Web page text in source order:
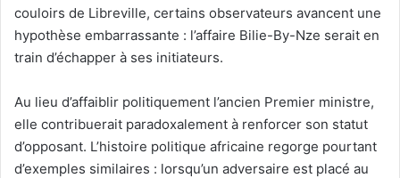
couloirs de Libreville, certains observateurs avancent une
hypothèse embarrassante : l’affaire Bilie-By-Nze serait en
train d’échapper à ses initiateurs.
Au lieu d’affaiblir politiquement l’ancien Premier ministre,
elle contribuerait paradoxalement à renforcer son statut
d’opposant. L’histoire politique africaine regorge pourtant
d’exemples similaires : lorsqu’un adversaire est placé au